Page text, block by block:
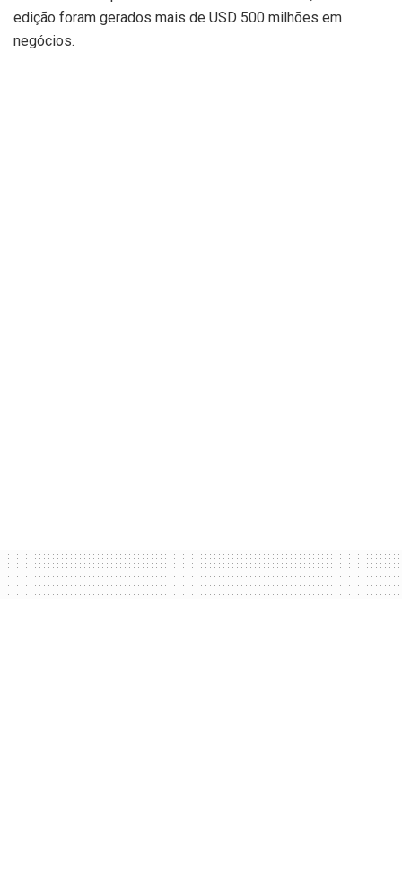
edição foram gerados mais de USD 500 milhões em
negócios.